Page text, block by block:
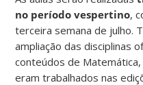
no período vespertino,
terceira semana de julho.
ampliação das disciplinas
conteúdos de Matemática,
eram trabalhados nas